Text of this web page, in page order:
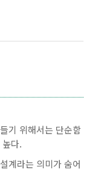
기 위해서는 단순함
다.
계라는 의미가 숨어